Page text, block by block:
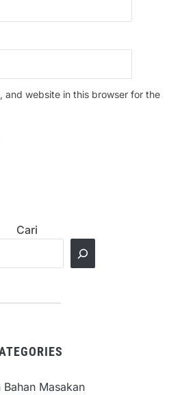
and website in this browser for the
Cari
Bahan Masakan